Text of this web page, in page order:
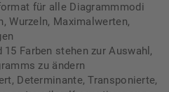
für alle Diagrammmodi
Wurzeln, Maximalwerten,
Farben stehen zur Auswahl,
zu ändern
Determinante, Transponierte,